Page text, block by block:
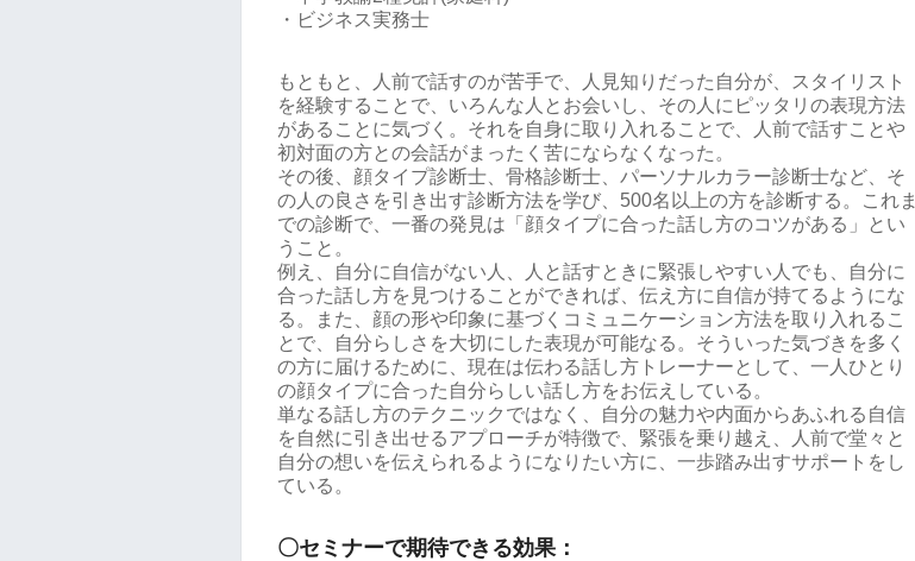
・ビジネス実務士
もともと、人前で話すのが苦手で、人見知りだった自分が、スタイリスト
を経験することで、いろんな人とお会いし、その人にピッタリの表現方法
があることに気づく。それを自身に取り入れることで、人前で話すことや
初対面の方との会話がまったく苦にならなくなった。
その後、顔タイプ診断士、骨格診断士、パーソナルカラー診断士など、そ
の人の良さを引き出す診断方法を学び、500名以上の方を診断する。これま
での診断で、一番の発見は「顔タイプに合った話し方のコツがある」とい
うこと。
例え、自分に自信がない人、人と話すときに緊張しやすい人でも、自分に
合った話し方を見つけることができれば、伝え方に自信が持てるようにな
る。また、顔の形や印象に基づくコミュニケーション方法を取り入れるこ
とで、自分らしさを大切にした表現が可能なる。そういった気づきを多く
の方に届けるために、現在は伝わる話し方トレーナーとして、一人ひとり
の顔タイプに合った自分らしい話し方をお伝えしている。
単なる話し方のテクニックではなく、自分の魅力や内面からあふれる自信
を自然に引き出せるアプローチが特徴で、緊張を乗り越え、人前で堂々と
自分の想いを伝えられるようになりたい方に、一歩踏み出すサポートをし
ている。
〇セミナーで期待できる効果：